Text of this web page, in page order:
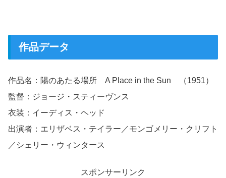
作品データ
作品名：陽のあたる場所 A Place in the Sun （1951）
監督：ジョージ・スティーヴンス
衣装：イーディス・ヘッド
出演者：エリザベス・テイラー／モンゴメリー・クリフト
／シェリー・ウィンタース
スポンサーリンク